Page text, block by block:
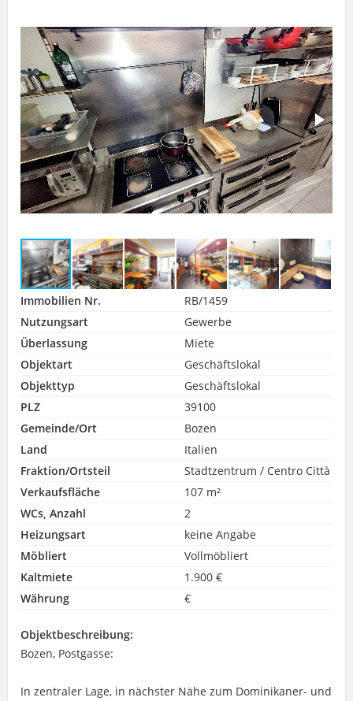
Immobilien Nr.
RB/1459
Nutzungsart
Gewerbe
Überlassung
Miete
Objektart
Geschäftslokal
Objekttyp
Geschäftslokal
PLZ
39100
Gemeinde/Ort
Bozen
Land
Italien
Fraktion/Ortsteil
Stadtzentrum / Centro Città
Verkaufsfläche
107 m²
WCs, Anzahl
2
Heizungsart
keine Angabe
Möbliert
Vollmöbliert
Kaltmiete
1.900 €
Währung
€
Objektbeschreibung:
Bozen, Postgasse:
In zentraler Lage, in nächster Nähe zum Dominikaner- und